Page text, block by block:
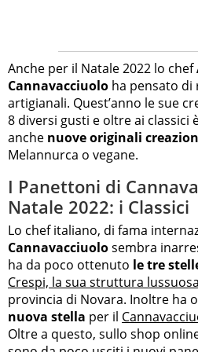
Anche per il Natale 2022 lo chef
Cannavacciuolo ha pensato di
artigianali. Quest’anno le sue
8 diversi gusti e oltre ai classici
anche nuove originali
Melannurca o vegane.
I Panettoni di
Natale 2022: i Classici
Lo chef italiano, di fama
Cannavacciuolosembra
ha da poco ottenuto le tre
Crespi, la sua struttura
provincia di Novara. Inoltre ha
nuova stella per il
Oltre a questo, sullo shop